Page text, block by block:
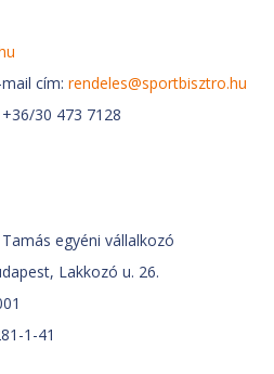
cím: rendeles@sportbisztro.hu
30 473 7128
egyéni vállalkozó
Lakkozó u. 26.
1-41